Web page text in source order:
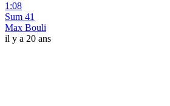
1:08
Sum 41
Max Bouli
il y a 20 ans